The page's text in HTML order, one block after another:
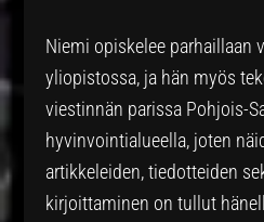
Niemi opiskelee parhaillaan
yliopistossa, ja hän myös
viestinnän parissa Pohjois-
hyvinvointialueella, joten
artikkeleiden, tiedotteiden
kirjoittaminen on tullut